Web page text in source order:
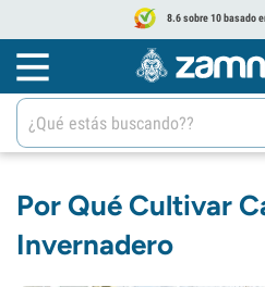
8.6 sobre 10 basado
Por Qué Cultivar
Invernadero